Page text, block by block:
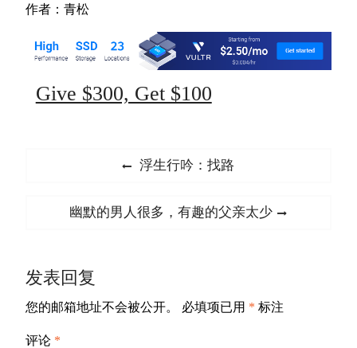
作者：青松
Give $300, Get $100
Previous
浮生行吟：找路
Next
幽默的男人很多，有趣的父亲太少
发表回复
您的邮箱地址不会被公开。 必填项已用 * 标注
评论 *